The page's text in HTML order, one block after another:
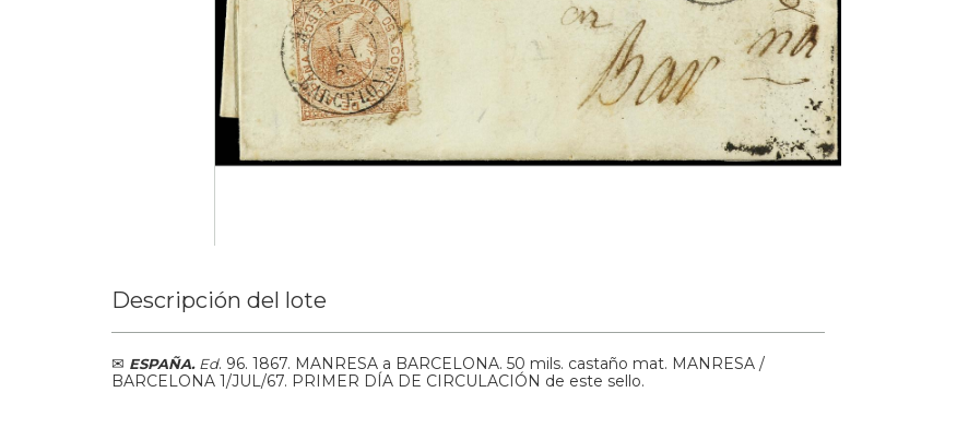
Descripción del lote
✉ ESPAÑA. Ed. 96. 1867. MANRESA a BARCELONA. 50 mils. castaño mat. MANRESA /
BARCELONA 1/JUL/67. PRIMER DÍA DE CIRCULACIÓN de este sello.